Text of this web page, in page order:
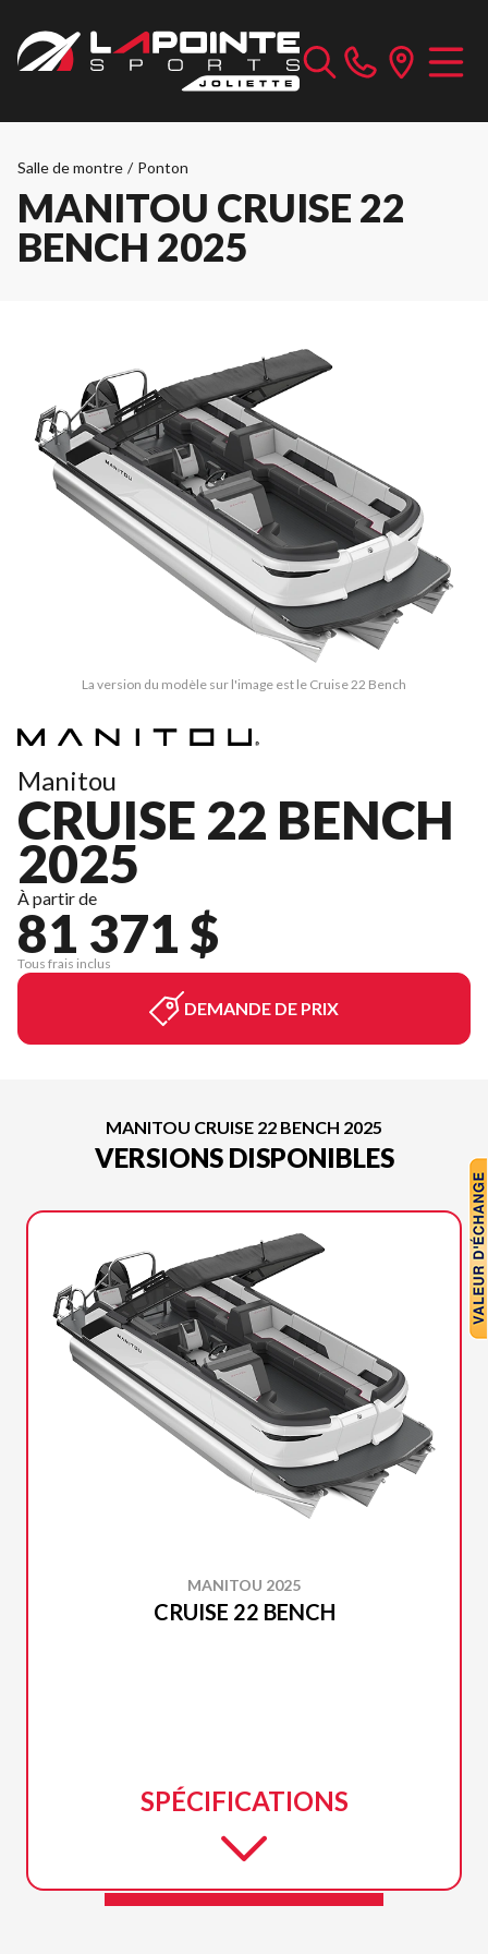
Salle de montre / Ponton
MANITOU CRUISE 22
BENCH 2025
La version du modèle sur l'image est le Cruise 22 Bench
Manitou
CRUISE 22 BENCH
2025
À partir de
81 371 $
Tous frais inclus
DEMANDE DE PRIX
MANITOU CRUISE 22 BENCH 2025
VERSIONS DISPONIBLES
MANITOU 2025
CRUISE 22 BENCH
SPÉCIFICATIONS